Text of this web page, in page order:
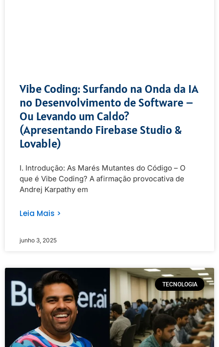
Vibe Coding: Surfando na Onda da IA
no Desenvolvimento de Software –
Ou Levando um Caldo?
(Apresentando Firebase Studio &
Lovable)
I. Introdução: As Marés Mutantes do Código – O
que é Vibe Coding? A afirmação provocativa de
Andrej Karpathy em
Leia Mais >
junho 3, 2025
TECNOLOGIA